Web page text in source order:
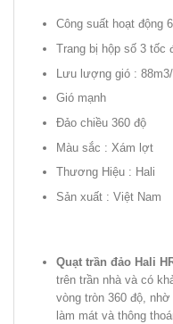
Công suất hoạt động
Trang bị hộp số 3 tốc
Lưu lượng gió :
Gió mạnh
Đảo chiều 360 độ
Màu sắc : Xám lợt
Thương Hiệu : Hali
Sản xuất : Việt Nam
Quạt trần đảo Hali
trên trần nhà và có
vòng tròn 360 độ,
làm mát và thông